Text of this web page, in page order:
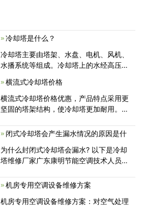
冷却塔是什么？
冷却塔主要由塔架、水盘、电机、风机、
水播系统等组成。冷却塔上的水经高压水
却塔高度一般在10米以上、几十米，在冷
却塔上方安装一台<
横流式冷却塔价格
横流式冷却塔价格优惠，产品特点采用更
坚固的塔架结构，使冷却塔更加耐用。，
选的智能电气控制柜，塔身较大，填充面
效果更好<
闭式冷却塔会产生漏水情况的原因是什
为什么封闭式冷却塔会漏水? 以下是冷却
塔维修厂家广东康明节能空调技术人员对
以下几个方面：集水箱腐蚀漏水、塔和盆
机房专用空调设备维修方案
机房专用空调设备维修方案：对空气处理